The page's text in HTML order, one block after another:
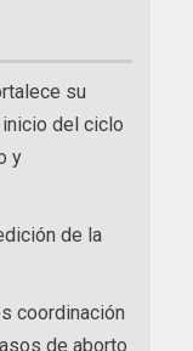
su
del ciclo
y
de la
coordinación
de aborto